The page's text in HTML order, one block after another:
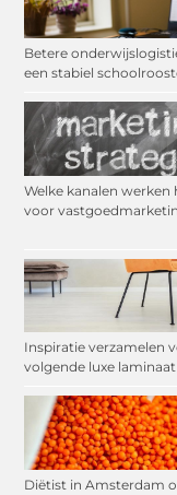
Betere
een stabiel
Welke kanalen werken
voor
Inspiratie verzamelen
volgende luxe laminaat
Diëtist in Amsterdam